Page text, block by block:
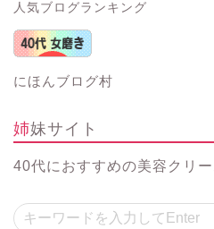
人気ブログランキング
にほんブログ村
姉妹サイト
40代におすすめの美容クリー